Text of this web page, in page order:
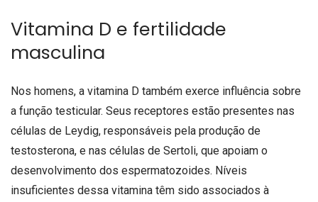
Vitamina D e fertilidade
masculina
Nos homens, a vitamina D também exerce influência sobre
a função testicular. Seus receptores estão presentes nas
células de Leydig, responsáveis pela produção de
testosterona, e nas células de Sertoli, que apoiam o
desenvolvimento dos espermatozoides. Níveis
insuficientes dessa vitamina têm sido associados à